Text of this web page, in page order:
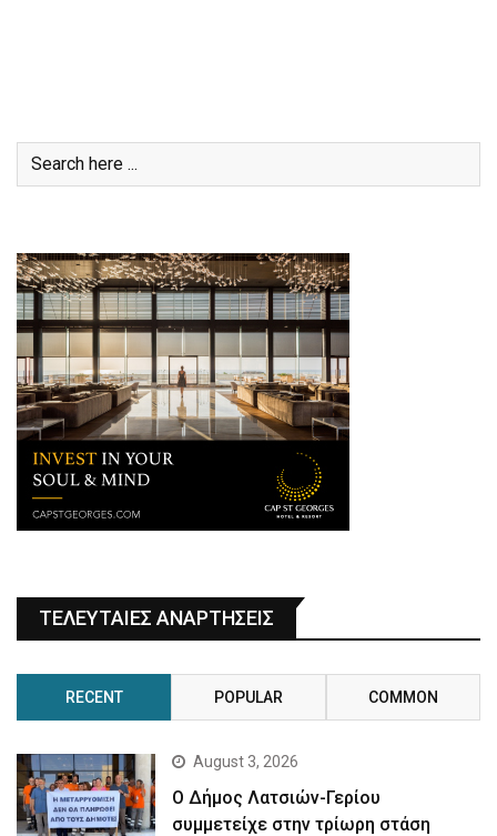
ΤΕΛΕΥΤΑΙΕΣ ΑΝΑΡΤΗΣΕΙΣ
RECENT POPULAR COMMON
August 3, 2026
Ο Δήμος Λατσιών-Γερίου
συμμετείχε στην τρίωρη στάση